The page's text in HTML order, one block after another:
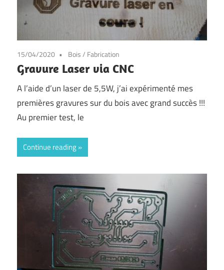
15/04/2020 Bois/ Fabrication
Gravure Laser via CNC
A l’aide d’un laser de 5,5W, j’ai expérimenté mes
premières gravures sur du bois avec grand succès !!!
Au premier test, le
Continue reading